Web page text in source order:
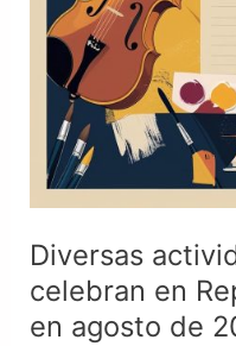
Diversas
celebran en
en agosto de
agosto
de
2025